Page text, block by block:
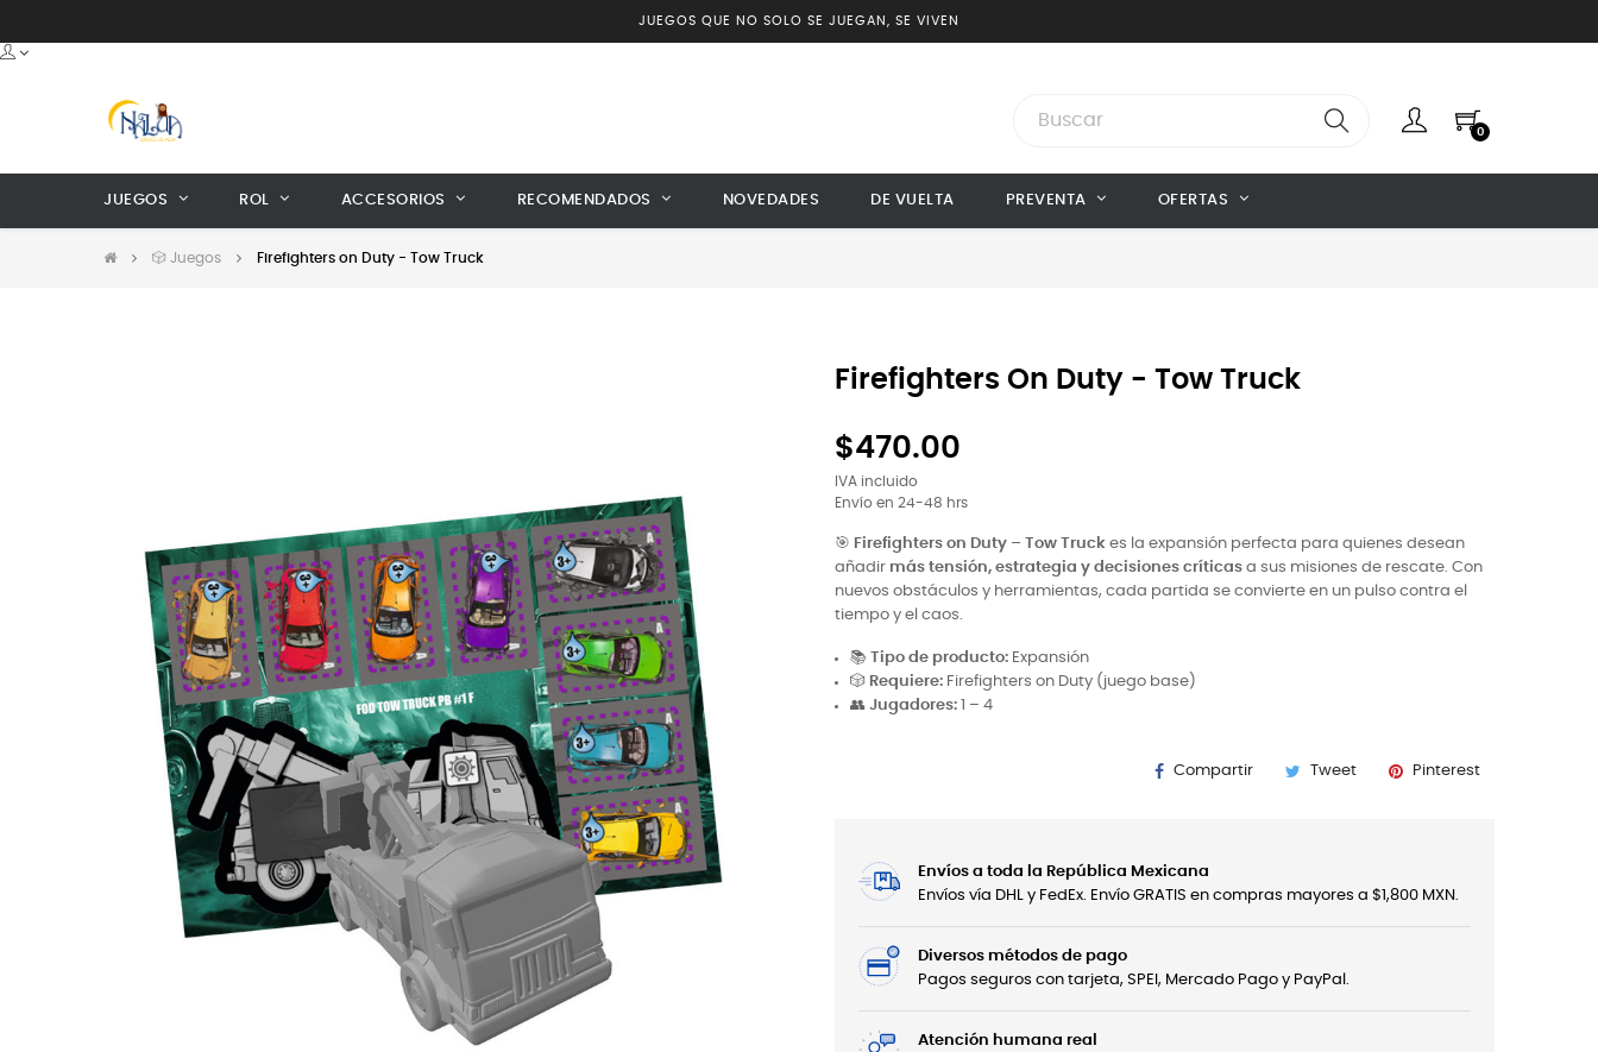
JUEGOS QUE NO SOLO SE JUEGAN, SE VIVEN
0
JUEGOS ROL ACCESORIOS RECOMENDADOS NOVEDADES DE VUELTA PREVENTA OFERTAS
🎲 Juegos Firefighters on Duty - Tow Truck
Firefighters On Duty - Tow Truck
$470.00
IVA incluido
Envío en 24-48 hrs
🎯 Firefighters on Duty – Tow Truck es la expansión perfecta para quienes desean
añadir más tensión, estrategia y decisiones críticas a sus misiones de rescate. Con
nuevos obstáculos y herramientas, cada partida se convierte en un pulso contra el
tiempo y el caos.
📚 Tipo de producto: Expansión
🎲 Requiere: Firefighters on Duty (juego base)
👥 Jugadores: 1 – 4
Compartir Tweet Pinterest
Envíos a toda la República Mexicana
Envíos vía DHL y FedEx. Envío GRATIS en compras mayores a $1,800 MXN.
Diversos métodos de pago
Pagos seguros con tarjeta, SPEI, Mercado Pago y PayPal.
Atención humana real